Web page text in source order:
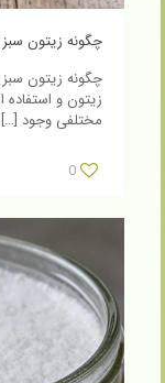
چگونه زیتون
چگونه زیتون
زیتون و استفاده
مختلفی وجود […]
0